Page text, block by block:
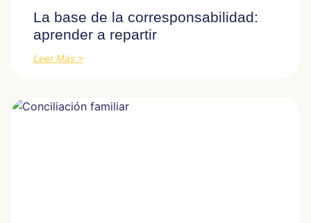
La base de la corresponsabilidad:
aprender a repartir
Leer Más >